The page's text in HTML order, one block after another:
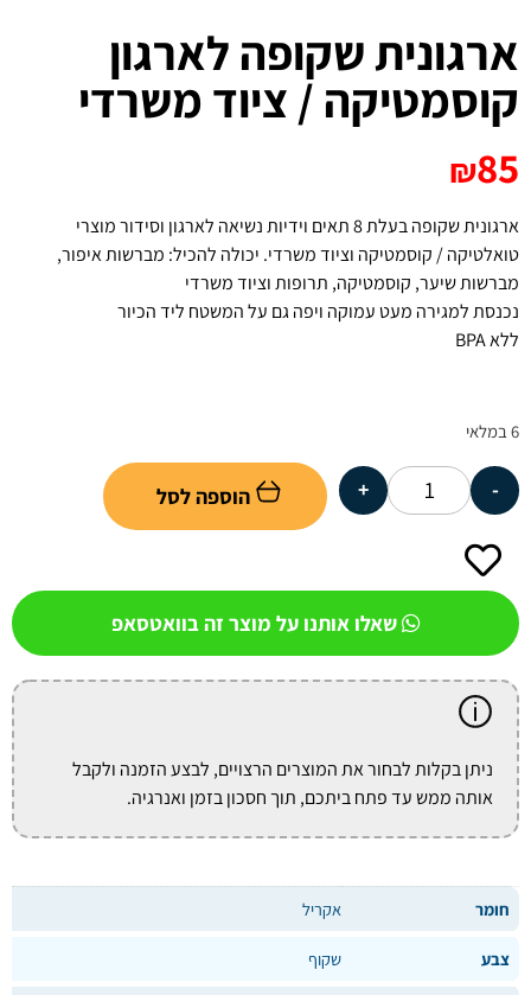
ארגונית שקופה לארגון
קוסמטיקה / ציוד משרדי
₪85
ארגונית שקופה בעלת 8 תאים וידיות נשיאה לארגון וסידור מוצרי
טואלטיקה / קוסמטיקה וציוד משרדי. יכולה להכיל: מברשות איפור,
מברשות שיער, קוסמטיקה, תרופות וציוד משרדי
נכנסת למגירה מעט עמוקה ויפה גם על המשטח ליד הכיור
ללא BPA
הוספה לסל
שאלו אותנו על מוצר זה בוואטסאפ
ניתן בקלות לבחור את המוצרים הרצויים, לבצע הזמנה ולקבל
אותה ממש עד פתח ביתכם, תוך חסכון בזמן ואנרגיה.
חומר אקריל
צבע שקוף